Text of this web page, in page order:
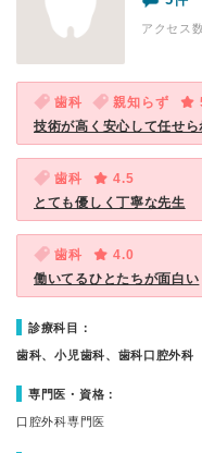
アクセス
歯科 親知らず
技術が高く安心して任せら
歯科
4.5
とても優しく丁寧な先生
歯科
4.0
働いてるひとたちが面白い
診療科目：
歯科、小児歯科、歯科口腔外科
専門医・資格：
口腔外科専門医